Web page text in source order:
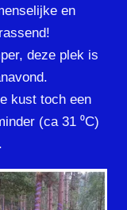
en
deze plek is
kust toch een
(ca 31 ⁰C)